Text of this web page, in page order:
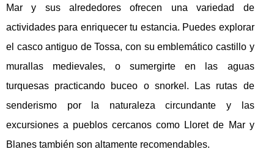
Mar y sus alrededores ofrecen una variedad de
actividades para enriquecer tu estancia. Puedes explorar
el casco antiguo de Tossa, con su emblemático castillo y
murallas medievales, o sumergirte en las aguas
turquesas practicando buceo o snorkel. Las rutas de
senderismo por la naturaleza circundante y las
excursiones a pueblos cercanos como Lloret de Mar y
Blanes también son altamente recomendables.